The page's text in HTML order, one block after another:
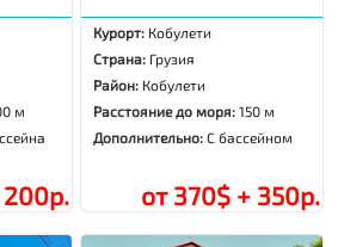
м
200р.
Курорт: Кобулети
Страна: Грузия
Район: Кобулети
Расстояние до моря:150 м
Дополнительно:С бассейном
от 370$ + 350р.